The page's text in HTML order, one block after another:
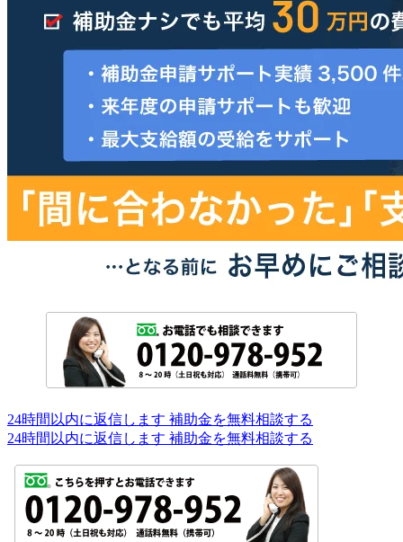
24時間以内に返信します 補助金を無料相談する
24時間以内に返信します 補助金を無料相談する